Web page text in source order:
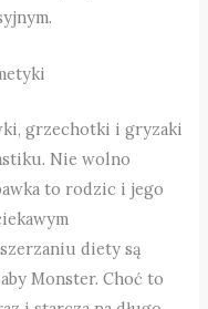
grzechotki i gryzaki
Nie wolno
to rodzic i jego
diety są
Monster. Choć to